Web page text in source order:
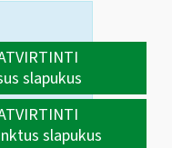
slapukus
slapukus